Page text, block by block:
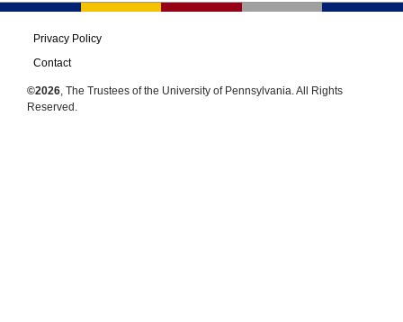
Privacy Policy
Contact
©2026, The Trustees of the University of Pennsylvania. All Rights
Reserved.